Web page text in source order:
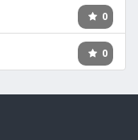
0
0